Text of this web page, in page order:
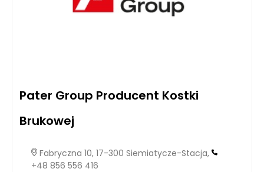
Pater Group Producent Kostki
Brukowej
Fabryczna 10, 17-300 Siemiatycze-Stacja,
+48 856 556 416